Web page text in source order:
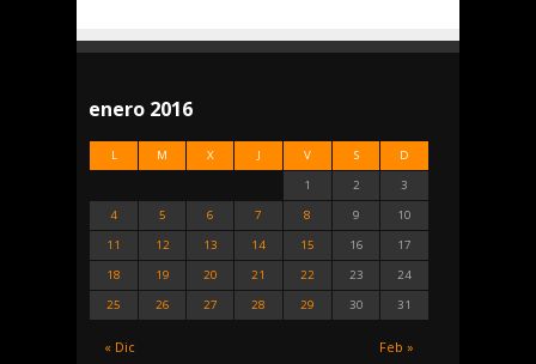
enero 2016
L M X J V S D
« Dic Feb »
1 2
3
4
5 6 7 8 9
10
11
12 13 14 15 16
17
18
19 20 21 22 23
24
25
26 27 28 29 30 31